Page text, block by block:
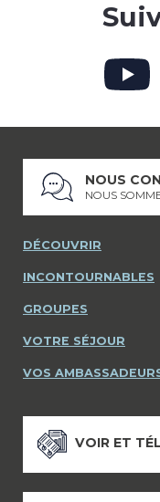
NOUS
NOUS
DÉCOUVRIR
INCONTOURNABLES
GROUPES
VOTRE SÉJOUR
VOS
VOIR ET